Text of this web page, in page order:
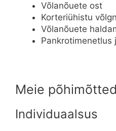
Võlanõuete ost
Korteriühistu
Võlanõuete
Pankrotimenetlus
Meie põhimõtted
Individuaalsus